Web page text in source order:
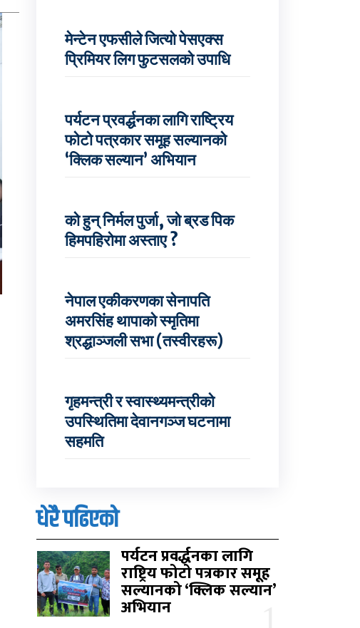
मेन्टेन एफसीले जित्यो पेसएक्स
प्रिमियर लिग फुटसलको उपाधि
पर्यटन प्रवर्द्धनका लागि राष्ट्रिय
फोटो पत्रकार समूह सल्यानको
‘क्लिक सल्यान’ अभियान
को हुन् निर्मल पुर्जा, जो ब्रड पिक
हिमपहिरोमा अस्ताए ?
नेपाल एकीकरणका सेनापति
अमरसिंह थापाको स्मृतिमा
श्रद्धाञ्जली सभा (तस्वीरहरू)
गृहमन्त्री र स्वास्थ्यमन्त्रीको
उपस्थितिमा देवानगञ्ज घटनामा
सहमति
धेरै पढिएको
पर्यटन प्रवर्द्धनका लागि
राष्ट्रिय फोटो पत्रकार समूह
सल्यानको ‘क्लिक सल्यान’
अभियान